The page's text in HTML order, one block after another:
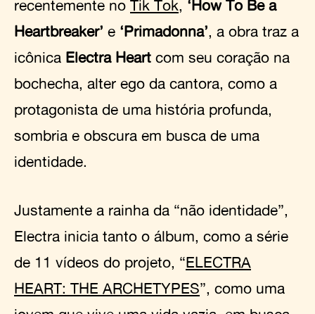
recentemente no Tik Tok, ‘How To Be a
Heartbreaker’ e ‘Primadonna’, a obra traz a
icônica Electra Heart com seu coração na
bochecha, alter ego da cantora, como a
protagonista de uma história profunda,
sombria e obscura em busca de uma
identidade.
Justamente a rainha da “não identidade”,
Electra inicia tanto o álbum, como a série
de 11 vídeos do projeto, “ELECTRA
HEART: THE ARCHETYPES”, como uma